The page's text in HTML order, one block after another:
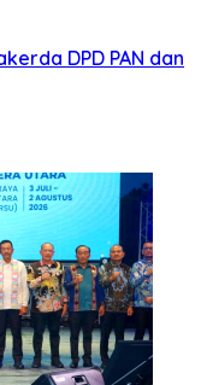
DPD PAN dan